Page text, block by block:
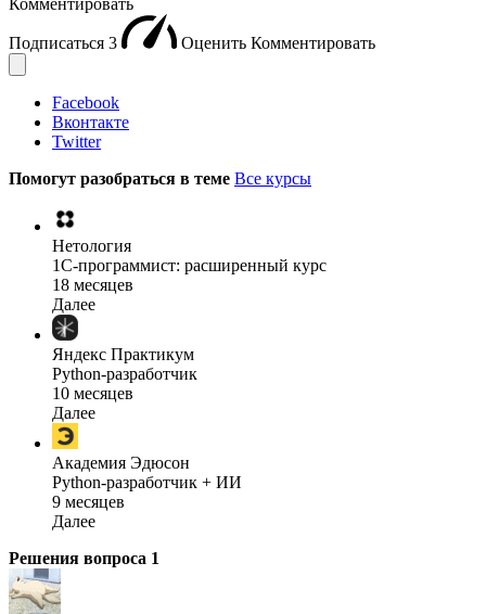
Комментировать
Подписаться 3 Оценить Комментировать
Facebook
Вконтакте
Twitter
Помогут разобраться в теме Все курсы
Нетология
1C-программист: расширенный курс
18 месяцев
Далее
Яндекс Практикум
Python-разработчик
10 месяцев
Далее
Академия Эдюсон
Python-разработчик + ИИ
9 месяцев
Далее
Решения вопроса 1